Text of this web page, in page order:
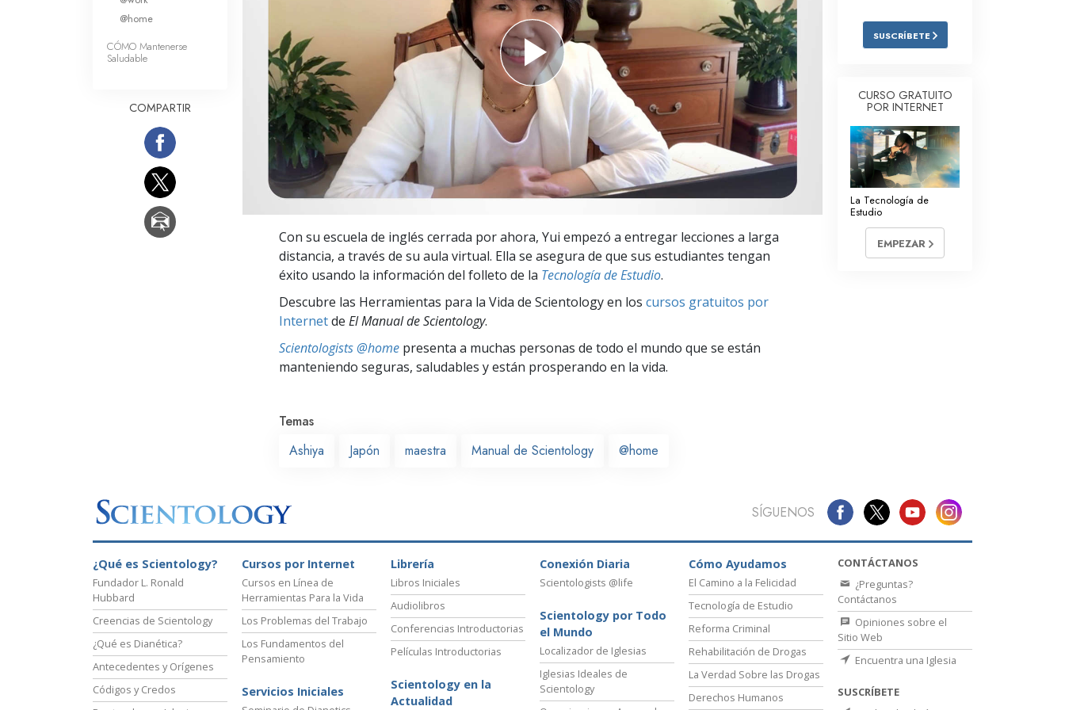
Respuestas a las Drogas
Los Niños
Herramientas para el Entorno Laboral
La Ética y las
Condiciones
La Causa de la Supresión
Investigaciones
Los Fundamentos de la Organización
Los Fundamentos de las Relaciones
Con su escuela de inglés cerrada por ahora, Yui empezó a entregar lecciones a larga
distancia, a través de su aula virtual. Ella se asegura de que sus estudiantes tengan
éxito usando la información del folleto de la Tecnología de Estudio.
Descubre las Herramientas para la Vida de Scientology en los cursos gratuitos por
Internetde El Manual de Scientology.
Scientologists @home presenta a muchas personas de todo el mundo que se están
manteniendo seguras, saludables y están prosperando en la vida.
Temas
Ashiya
Japón maestra Manual de Scientology @home
@home
CÓMO Mantenerse
Saludable
COMPARTIR
SUSCRÍBETE
CURSO GRATUITO
POR INTERNET
La Tecnología de
Estudio
EMPEZAR
SÍGUENOS
¿Qué es Scientology?
Fundador L. Ronald
Hubbard
Creencias de Scientology
¿Qué es Dianética?
Antecedentes y Orígenes
Códigos y Credos
Cursos por Internet
Cursos en Línea de
Herramientas Para la Vida
Los Problemas del Trabajo
Los Fundamentos del
Pensamiento
Servicios Iniciales
Librería
Libros Iniciales
Audiolibros
Conferencias Introductorias
Películas Introductorias
Scientology en la
Actualidad
Conexión Diaria
Scientologists @life
Scientology por Todo
el Mundo
Localizador de Iglesias
Iglesias Ideales de
Scientology
Cómo Ayudamos
El Camino a la Felicidad
Tecnología de Estudio
Reforma Criminal
Rehabilitación de Drogas
La Verdad Sobre las Drogas
Derechos Humanos
CONTÁCTANOS
¿Preguntas?
Contáctanos
Opiniones sobre el
Sitio Web
Encuentra una Iglesia
SUSCRÍBETE